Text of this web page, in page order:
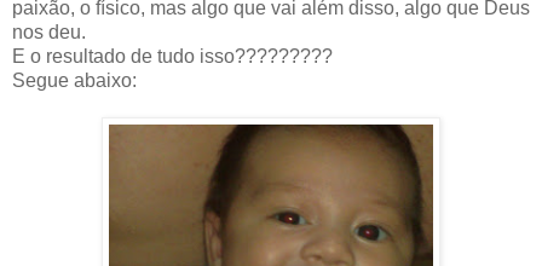
paixão, o físico, mas algo que vai além disso, algo que Deus
nos deu.
E o resultado de tudo isso?????????
Segue abaixo: